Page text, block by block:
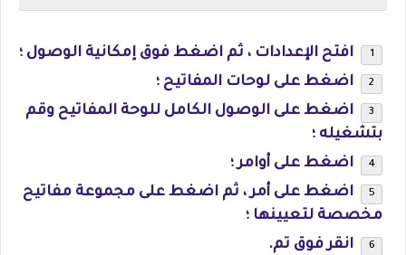
افتح الإعدادات ، ثم اضغط فوق إمكانية الوصول ؛
اضغط على لوحات المفاتيح ؛
اضغط على الوصول الكامل للوحة المفاتيح وقم
بتشغيله ؛
اضغط على أوامر ؛
اضغط على أمر ، ثم اضغط على مجموعة مفاتيح
مخصصة لتعيينها ؛
انقر فوق تم.